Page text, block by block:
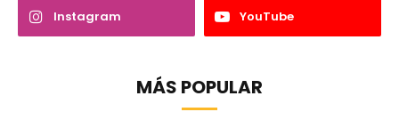
Instagram YouTube
MÁS POPULAR